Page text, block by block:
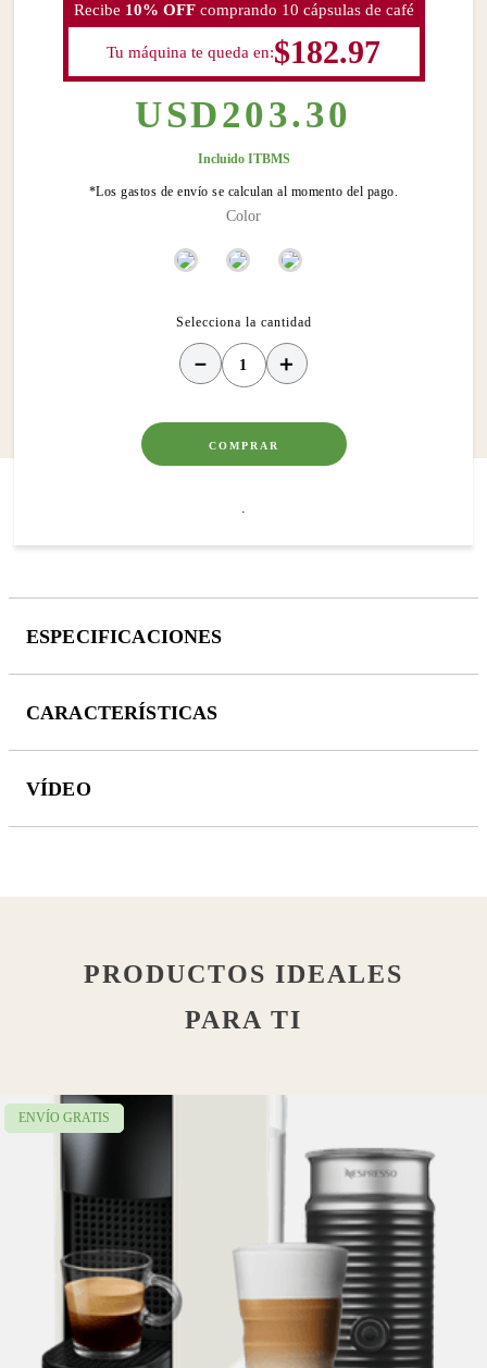
Recibe 10% OFFcomprando 10 cápsulas de café
Tu máquina te queda en:$182.97
USD203.30
Incluido ITBMS
*Los gastos de envío se calculan al momento del pago.
Color
＋
－
COMPRAR
.
ESPECIFICACIONES
CARACTERÍSTICAS
VÍDEO
PRODUCTOS IDEALES
PARA TI
ENVÍO GRATIS